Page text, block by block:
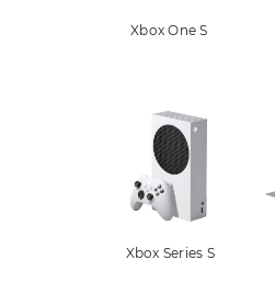
Xbox One S
Xbox Series S